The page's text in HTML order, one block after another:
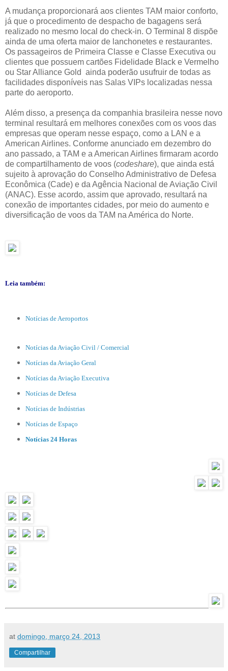
A mudança proporcionará aos clientes TAM maior conforto,
já que o procedimento de despacho de bagagens será
realizado no mesmo local do check-in. O Terminal 8 dispõe
ainda de uma oferta maior de lanchonetes e restaurantes.
Os passageiros de Primeira Classe e Classe Executiva ou
clientes que possuem cartões Fidelidade Black e Vermelho
ou Star Alliance Gold ainda poderão usufruir de todas as
facilidades disponíveis nas Salas VIPs localizadas nessa
parte do aeroporto.
Além disso, a presença da companhia brasileira nesse novo
terminal resultará em melhores conexões com os voos das
empresas que operam nesse espaço, como a LAN e a
American Airlines. Conforme anunciado em dezembro do
ano passado, a TAM e a American Airlines firmaram acordo
de compartilhamento de voos (codeshare), que ainda está
sujeito à aprovação do Conselho Administrativo de Defesa
Econômica (Cade) e da Agência Nacional de Aviação Civil
(ANAC). Esse acordo, assim que aprovado, resultará na
conexão de importantes cidades, por meio do aumento e
diversificação de voos da TAM na América do Norte.
Leia também:
Notícias de Aeroportos
Notícias da Aviação Civil / Comercial
Notícias da Aviação Geral
Notícias da Aviação Executiva
Notícias de Defesa
Notícias de Indústrias
Notícias de Espaço
Notícias 24 Horas
at domingo, março 24, 2013
Compartilhar